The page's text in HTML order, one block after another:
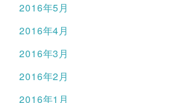
2016年5月
2016年4月
2016年3月
2016年2月
2016年1月